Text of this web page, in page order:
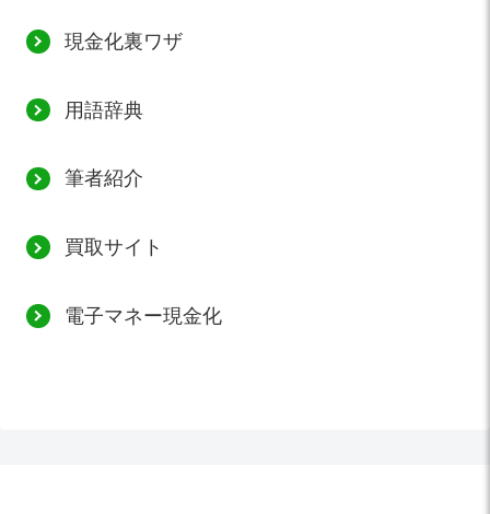
現金化裏ワザ
用語辞典
筆者紹介
買取サイト
電子マネー現金化